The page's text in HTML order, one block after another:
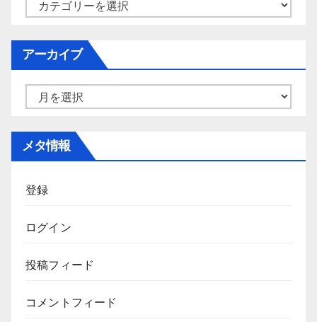
ー
アーカイブ
メタ情報
登録
ログイン
投稿フィード
コメントフィード